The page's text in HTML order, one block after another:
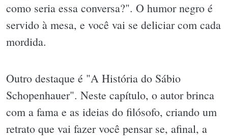
como seria essa conversa?". O humor negro é
servido à mesa, e você vai se deliciar com cada
mordida.
Outro destaque é "A História do Sábio
Schopenhauer". Neste capítulo, o autor brinca
com a fama e as ideias do filósofo, criando um
retrato que vai fazer você pensar se, afinal, a